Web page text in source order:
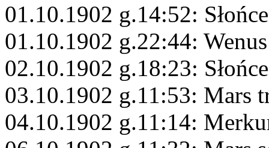
01.10.1902 g.14:52:
01.10.1902 g.22:44:
02.10.1902 g.18:23:
03.10.1902 g.11:53: Mars
04.10.1902 g.11:14: